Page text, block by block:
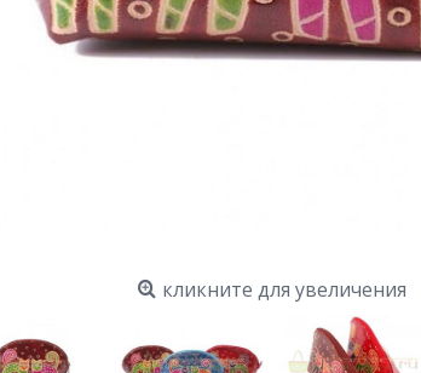
кликните для увеличения